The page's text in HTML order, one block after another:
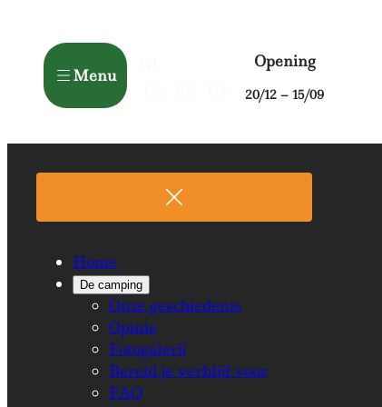
Menu
Opening
20/12 – 15/09
Home
De camping
Onze geschiedenis
Opinie
Fotogalerij
Bereid je verblijf voor
FAQ